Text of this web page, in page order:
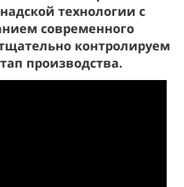
технологии с
современного
контролируем
производства.